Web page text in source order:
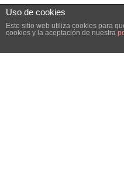
Uso de cookies
Este sitio web utiliza cookies para
cookies y la aceptación de nuestra